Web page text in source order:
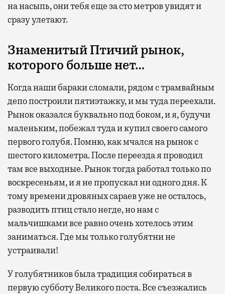
на насыпь, они тебя еще за сто метров увидят и
сразу улетают.
Знаменитый Птичий рынок,
которого больше нет…
Когда наши бараки сломали, рядом с трамвайным
депо построили пятиэтажку, и мы туда переехали.
Рынок оказался буквально под боком, и я, будучи
маленьким, побежал туда и купил своего самого
первого голубя. Помню, как мчался на рынок с
шестого километра. После переезда я проводил
там все выходные. Рынок тогда работал только по
воскресеньям, и я не пропускал ни одного дня. К
тому времени дровяных сараев уже не осталось,
разводить птиц стало негде, но нам с
мальчишками все равно очень хотелось этим
заниматься. Где мы только голубятни не
устраивали!
У голубятников была традиция собираться в
первую субботу Великого поста. Все съезжались